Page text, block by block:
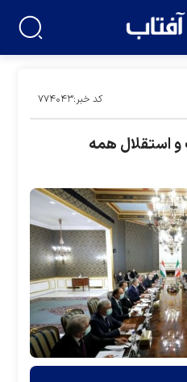
کد خبر:۷۷۴۰۴۳
و استقلال همه